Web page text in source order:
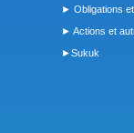
► Obligations
► Actions et
►Sukuk